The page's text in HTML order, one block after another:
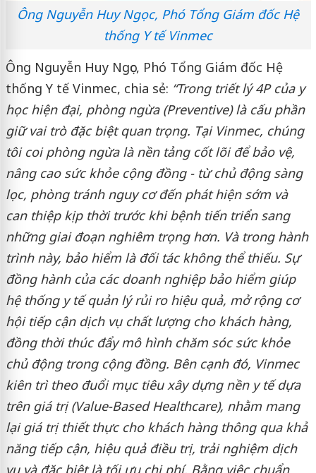
Ông Nguyễn Huy Ngọc, Phó Tổng Giám đốc Hệ
thống Y tế Vinmec
Ông Nguyễn Huy Ngọc, Phó Tổng Giám đốc Hệ
thống Y tế Vinmec, chia sẻ: “Trong triết lý 4P của y
học hiện đại, phòng ngừa (Preventive) là cấu phần
giữ vai trò đặc biệt quan trọng. Tại Vinmec, chúng
tôi coi phòng ngừa là nền tảng cốt lõi để bảo vệ,
nâng cao sức khỏe cộng đồng - từ chủ động sàng
lọc, phòng tránh nguy cơ đến phát hiện sớm và
can thiệp kịp thời trước khi bệnh tiến triển sang
những giai đoạn nghiêm trọng hơn. Và trong hành
trình này, bảo hiểm là đối tác không thể thiếu. Sự
đồng hành của các doanh nghiệp bảo hiểm giúp
hệ thống y tế quản lý rủi ro hiệu quả, mở rộng cơ
hội tiếp cận dịch vụ chất lượng cho khách hàng,
đồng thời thúc đẩy mô hình chăm sóc sức khỏe
chủ động trong cộng đồng. Bên cạnh đó, Vinmec
kiên trì theo đuổi mục tiêu xây dựng nền y tế dựa
trên giá trị (Value-Based Healthcare), nhằm mang
lại giá trị thiết thực cho khách hàng thông qua khả
năng tiếp cận, hiệu quả điều trị, trải nghiệm dịch
vụ và đặc biệt là tối ưu chi phí. Bằng việc chuẩn